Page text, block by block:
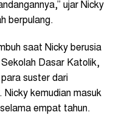
ujar Nicky
berpulang.
saat Nicky berusia
Dasar Katolik,
suster dari
kemudian masuk
empat tahun.